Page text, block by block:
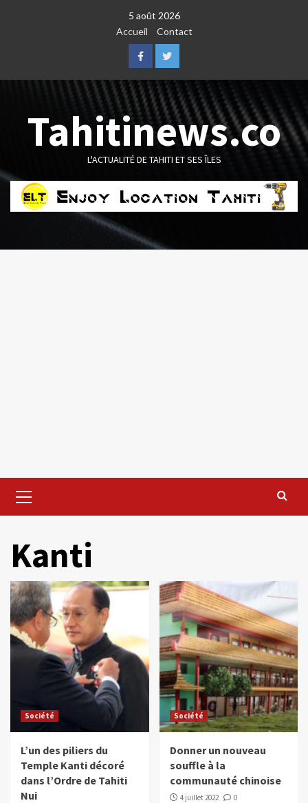
5 août 2026
Accueil
Contact
FacebookTwitter
Tahitinews.co
L'ACTUALITÉ DE TAHITI ET SES ÎLES
Menu
Kanti
Société
L’un des piliers du
Temple Kanti décoré
dans l’Ordre de Tahiti
Nui
Société
Donner un nouveau
souffle à la
communauté chinoise
4 juillet 2022 0